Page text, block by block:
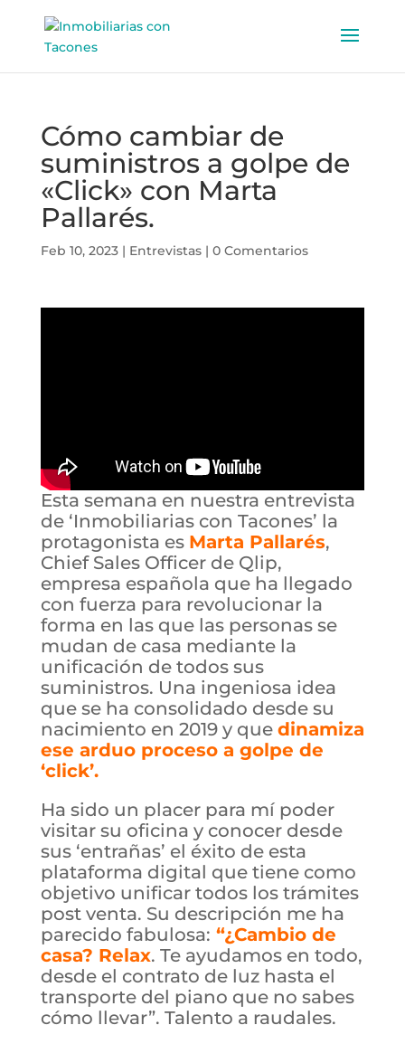
Cómo cambiar de
suministros a golpe de
«Click» con Marta
Pallarés.
Feb 10, 2023| Entrevistas| 0 Comentarios
Esta semana en nuestra entrevista
de ‘Inmobiliarias con Tacones’ la
protagonista es Marta Pallarés,
Chief Sales Officer de Qlip,
empresa española que ha llegado
con fuerza para revolucionar la
forma en las que las personas se
mudan de casa mediante la
unificación de todos sus
suministros. Una ingeniosa idea
que se ha consolidado desde su
nacimiento en 2019 y que dinamiza
ese arduo proceso a golpe de
‘click’.
Ha sido un placer para mí poder
visitar su oficina y conocer desde
sus ‘entrañas’ el éxito de esta
plataforma digital que tiene como
objetivo unificar todos los trámites
post venta. Su descripción me ha
parecido fabulosa: “¿Cambio de
casa? Relax. Te ayudamos en todo,
desde el contrato de luz hasta el
transporte del piano que no sabes
cómo llevar”. Talento a raudales.